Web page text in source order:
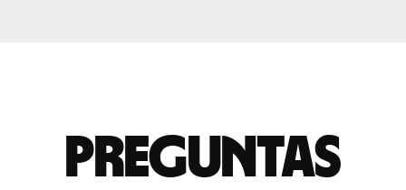
Preguntas